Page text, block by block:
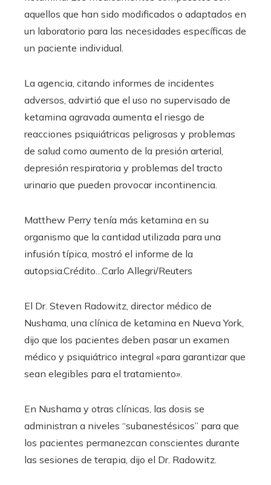
aquellos que han sido modificados o adaptados en
un laboratorio para las necesidades específicas de
un paciente individual.
La agencia, citando informes de incidentes
adversos, advirtió que el uso no supervisado de
ketamina agravada aumenta el riesgo de
reacciones psiquiátricas peligrosas y problemas
de salud como aumento de la presión arterial,
depresión respiratoria y problemas del tracto
urinario que pueden provocar incontinencia.
Matthew Perry tenía más ketamina en su
organismo que la cantidad utilizada para una
infusión típica, mostró el informe de la
autopsia.Crédito…Carlo Allegri/Reuters
El Dr. Steven Radowitz, director médico de
Nushama, una clínica de ketamina en Nueva York,
dijo que los pacientes deben pasar un examen
médico y psiquiátrico integral «para garantizar que
sean elegibles para el tratamiento».
En Nushama y otras clínicas, las dosis se
administran a niveles “subanestésicos” para que
los pacientes permanezcan conscientes durante
las sesiones de terapia, dijo el Dr. Radowitz.